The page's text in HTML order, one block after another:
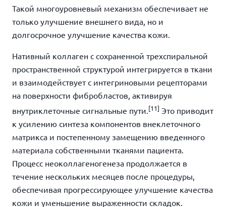
Такой многоуровневый механизм обеспечивает не
только улучшение внешнего вида, но и
долгосрочное улучшение качества кожи.
Нативный коллаген с сохраненной трехспиральной
пространственной структурой интегрируется в ткани
и взаимодействует с интегриновыми рецепторами
на поверхности фибробластов, активируя
внутриклеточные сигнальные пути.[11] Это приводит
к усилению синтеза компонентов внеклеточного
матрикса и постепенному замещению введенного
материала собственными тканями пациента.
Процесс неоколлагеногенеза продолжается в
течение нескольких месяцев после процедуры,
обеспечивая прогрессирующее улучшение качества
кожи и уменьшение выраженности складок.